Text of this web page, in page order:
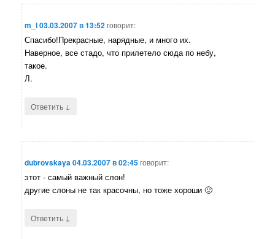
m_l03.03.2007 в 13:52говорит:
Спасибо!Прекрасные, нарядные, и много их.
Наверное, все стадо, что прилетело сюда по небу,
такое.
Л.
Ответить ↓
dubrovskaya04.03.2007 в 02:45говорит:
этот - самый важный слон!
другие слоны не так красочны, но тоже хороши 🙂
Ответить ↓